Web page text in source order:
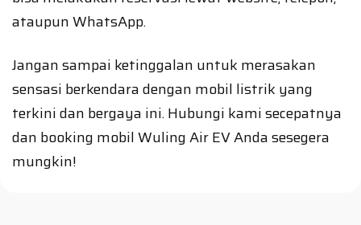
ataupun WhatsApp.
Jangan sampai ketinggalan untuk merasakan
sensasi berkendara dengan mobil listrik yang
terkini dan bergaya ini. Hubungi kami secepatnya
dan booking mobil Wuling Air EV Anda sesegera
mungkin!